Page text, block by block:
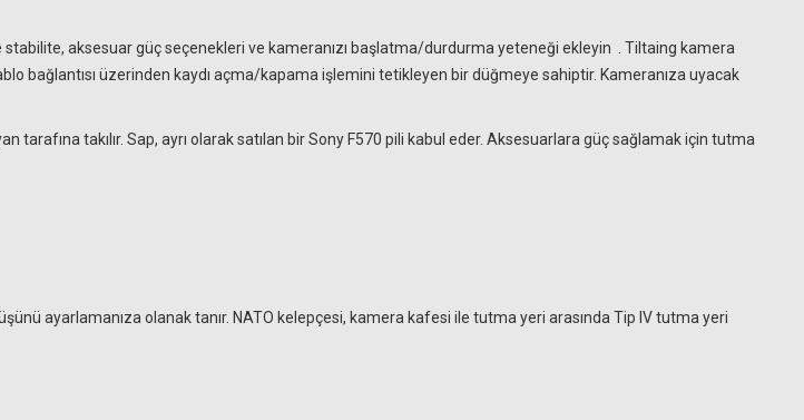
stabilite, aksesuar güç seçenekleri ve kameranızı başlatma/durdurma yeteneği ekleyin
. Tiltaing kamera
bağlantısı üzerinden kaydı açma/kapama işlemini tetikleyen bir düğmeye sahiptir. Kameranıza uyacak
takılır. Sap, ayrı olarak satılan bir Sony F570 pili kabul eder. Aksesuarlara güç sağlamak için tutma
ayarlamanıza olanak tanır. NATO kelepçesi, kamera kafesi ile tutma yeri arasında Tip IV tutma yeri